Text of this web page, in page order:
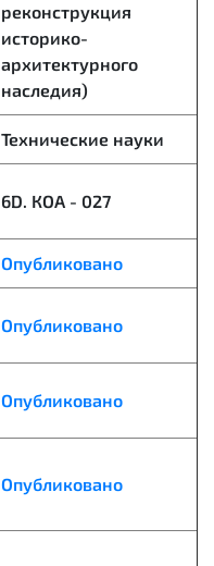
реконструкция
историко-
архитектурного
наследия)
Технические науки
6D. КОА - 027
Опубликовано
Опубликовано
Опубликовано
Опубликовано